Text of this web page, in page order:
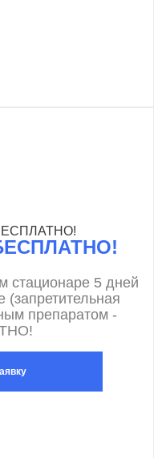
стационаре 5 дней
(запретительная
препаратом -